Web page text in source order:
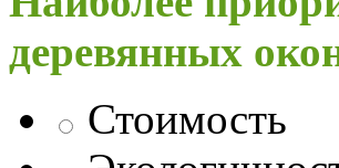
деревянных
Стоимость